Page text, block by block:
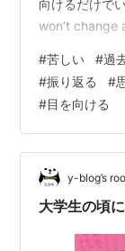
向けるだけで
won’t
need to go
memories.All
#苦しい #過
#振り返る #
#目を向ける
y-blog’s
大学生の頃